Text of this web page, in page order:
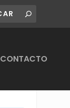
CONTACTO